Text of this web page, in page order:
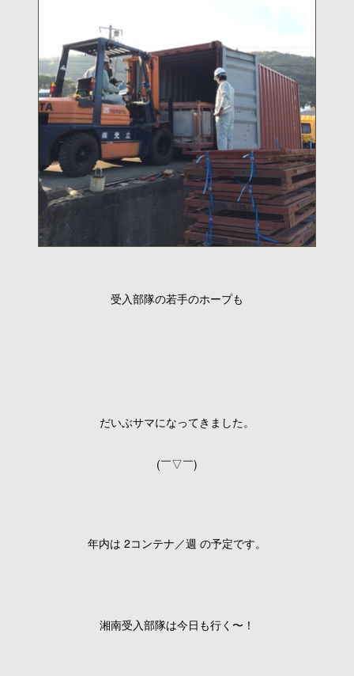
受入部隊の若手のホープも
だいぶサマになってきました。
(￣▽￣)
年内は 2コンテナ／週 の予定です。
湘南受入部隊は今日も行く〜！